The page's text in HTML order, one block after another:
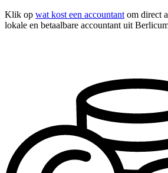
Klik op wat kost een accountant om direct
lokale en betaalbare accountant uit